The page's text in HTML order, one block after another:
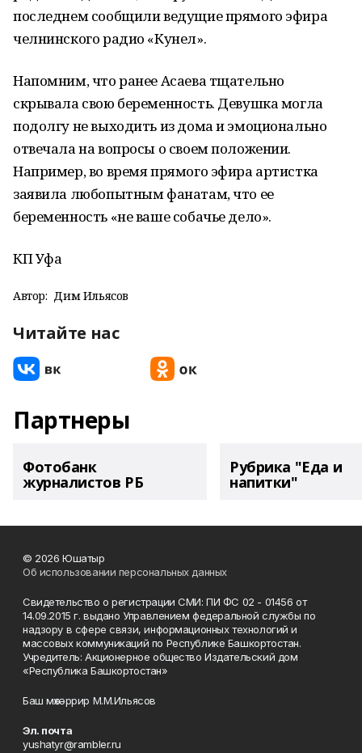
последнем сообщили ведущие прямого эфира
челнинского радио «Кунел».
Напомним, что ранее Асаева тщательно
скрывала свою беременность. Девушка могла
подолгу не выходить из дома и эмоционально
отвечала на вопросы о своем положении.
Например, во время прямого эфира артистка
заявила любопытным фанатам, что ее
беременность «не ваше собачье дело».
КП Уфа
Автор: Дим Ильясов
Читайте нас
Партнеры
Фотобанк
журналистов РБ
Рубрика "Еда и
напитки"
© 2026 Юшатыр
Об использовании персональных данных
Свидетельство о регистрации СМИ: ПИ ФС 02 - 01456 от
14.09.2015 г. выдано Управлением федеральной службы по
надзору в сфере связи, информационных технологий и
массовых коммуникаций по Республике Башкортостан.
Учредитель: Акционерное общество Издательский дом
«Республика Башкортостан»
Баш мөхәррир М.М.Ильясов
Эл. почта
yushatyr@rambler.ru